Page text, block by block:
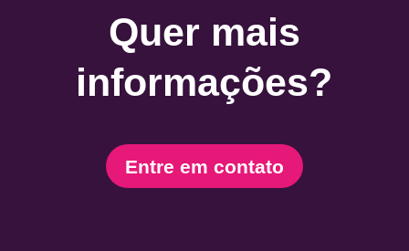
Quer mais
informações?
Entre em contato